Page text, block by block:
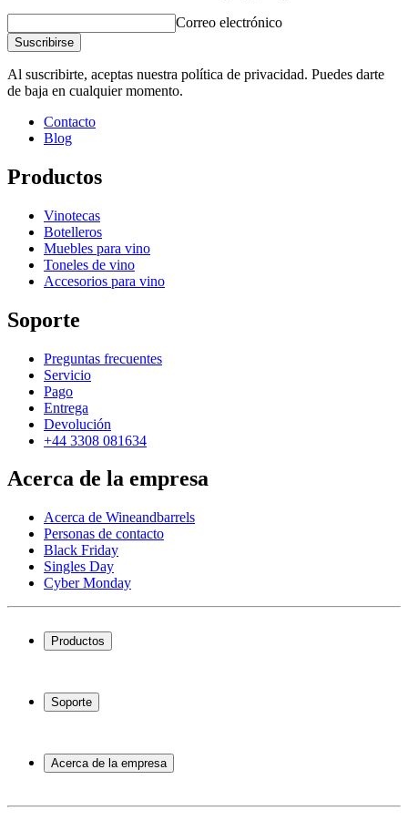
herramienta online para decorar bodegas
Dimensiones (AnxAlxP cm)
Altura (cm)
Profundidad (cm)28
Peso (kg)4.9
Correo electrónico
Suscribirse
Al suscribirte, aceptas nuestra política de privacidad. Puedes darte
de baja en cualquier momento.
Contacto
Blog
Productos
Vinotecas
Botelleros
Muebles para vino
Toneles de vino
Accesorios para vino
Soporte
Preguntas frecuentes
Servicio
Pago
Entrega
Devolución
+44 3308 081634
Acerca de la empresa
Acerca de Wineandbarrels
Personas de contacto
Black Friday
Singles Day
Cyber Monday
Productos
Botelleros
Muebles para vino
Soporte
Servicio
Pago
Devolución
Acerca de la empresa